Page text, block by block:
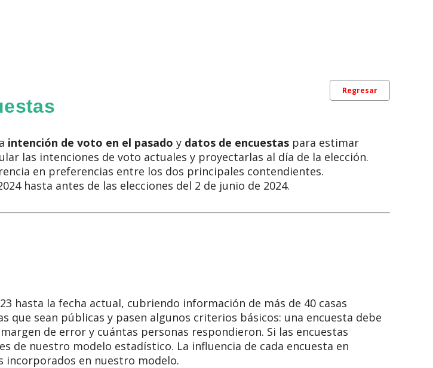
Regresar
intención de voto en el pasado y datos de encuestas para estimar
las intenciones de voto actuales y proyectarlas al día de la elección.
en preferencias entre los dos principales contendientes.
hasta antes de las elecciones del 2 de junio de 2024.
hasta la fecha actual, cubriendo información de más de 40 casas
sean públicas y pasen algunos criterios básicos: una encuesta debe
de error y cuántas personas respondieron. Si las encuestas
de nuestro modelo estadístico. La influencia de cada encuesta en
incorporados en nuestro modelo.